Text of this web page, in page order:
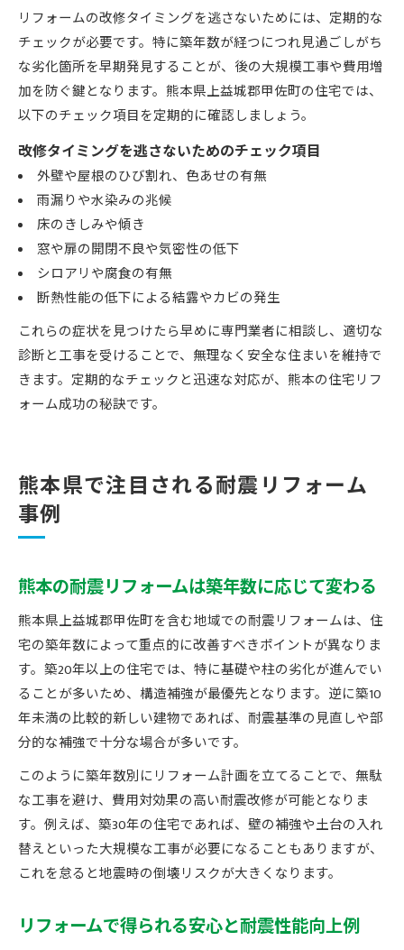
リフォームの改修タイミングを逃さないためには、定期的な
チェックが必要です。特に築年数が経つにつれ見過ごしがち
な劣化箇所を早期発見することが、後の大規模工事や費用増
加を防ぐ鍵となります。熊本県上益城郡甲佐町の住宅では、
以下のチェック項目を定期的に確認しましょう。
改修タイミングを逃さないためのチェック項目
外壁や屋根のひび割れ、色あせの有無
雨漏りや水染みの兆候
床のきしみや傾き
窓や扉の開閉不良や気密性の低下
シロアリや腐食の有無
断熱性能の低下による結露やカビの発生
これらの症状を見つけたら早めに専門業者に相談し、適切な
診断と工事を受けることで、無理なく安全な住まいを維持で
きます。定期的なチェックと迅速な対応が、熊本の住宅リフ
ォーム成功の秘訣です。
熊本県で注目される耐震リフォーム
事例
熊本の耐震リフォームは築年数に応じて変わる
熊本県上益城郡甲佐町を含む地域での耐震リフォームは、住
宅の築年数によって重点的に改善すべきポイントが異なりま
す。築20年以上の住宅では、特に基礎や柱の劣化が進んでい
ることが多いため、構造補強が最優先となります。逆に築10
年未満の比較的新しい建物であれば、耐震基準の見直しや部
分的な補強で十分な場合が多いです。
このように築年数別にリフォーム計画を立てることで、無駄
な工事を避け、費用対効果の高い耐震改修が可能となりま
す。例えば、築30年の住宅であれば、壁の補強や土台の入れ
替えといった大規模な工事が必要になることもありますが、
これを怠ると地震時の倒壊リスクが大きくなります。
リフォームで得られる安心と耐震性能向上例